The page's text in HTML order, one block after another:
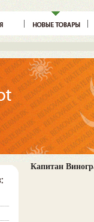
Капитан